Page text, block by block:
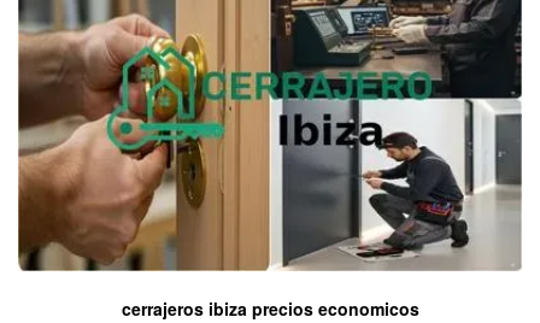
cerrajeros ibiza precios economicos